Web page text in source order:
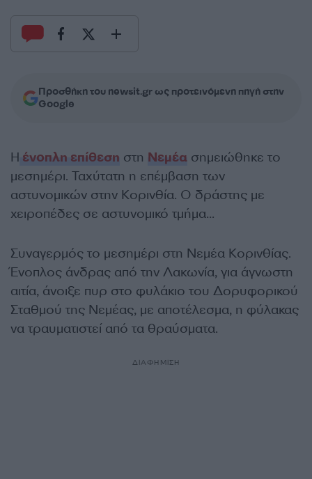
Προσθήκη του newsit.gr ως προτεινόμενη πηγή στην
Google
Η ένοπλη επίθεση στη Νεμέα σημειώθηκε το
μεσημέρι. Ταχύτατη η επέμβαση των
αστυνομικών στην Κορινθία. Ο δράστης με
χειροπέδες σε αστυνομικό τμήμα…
Συναγερμός το μεσημέρι στη Νεμέα Κορινθίας.
Ένοπλος άνδρας από την Λακωνία, για άγνωστη
αιτία, άνοιξε πυρ στο φυλάκιο του Δορυφορικού
Σταθμού της Νεμέας, με αποτέλεσμα, η φύλακας
να τραυματιστεί από τα θραύσματα.
ΔΙΑΦΗΜΙΣΗ